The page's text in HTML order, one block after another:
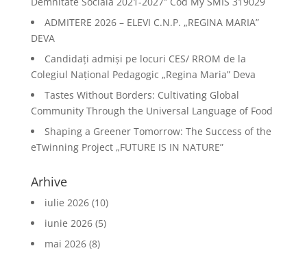
ADMITERE 2026 – ELEVI C.N.P. „REGINA MARIA”
DEVA
Candidați admiși pe locuri CES/ RROM de la
Colegiul Național Pedagogic „Regina Maria” Deva
Tastes Without Borders: Cultivating Global
Community Through the Universal Language of Food
Shaping a Greener Tomorrow: The Success of the
eTwinning Project „FUTURE IS IN NATURE”
Arhive
iulie 2026(10)
iunie 2026(5)
mai 2026(8)